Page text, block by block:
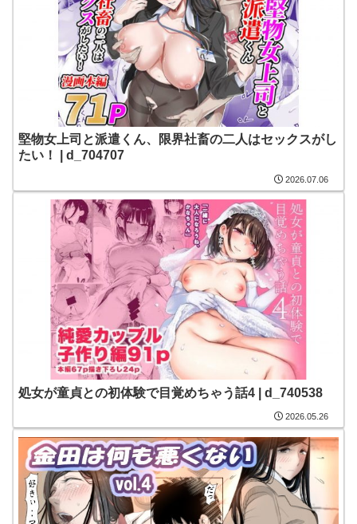
堅物女上司と派遣くん、限界社畜の二人はセックスがし
たい！ | d_704707
2026.07.06
処女が童貞との初体験で目覚めちゃう話4 | d_740538
2026.05.26